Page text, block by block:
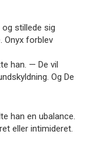
stillede sig
Onyx forblev
han. — De vil
Og De
han en ubalance.
eller intimideret.